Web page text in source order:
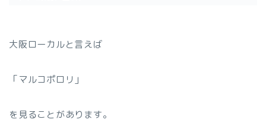
大阪ローカルと言えば
「マルコポロリ」
を見ることがあります。